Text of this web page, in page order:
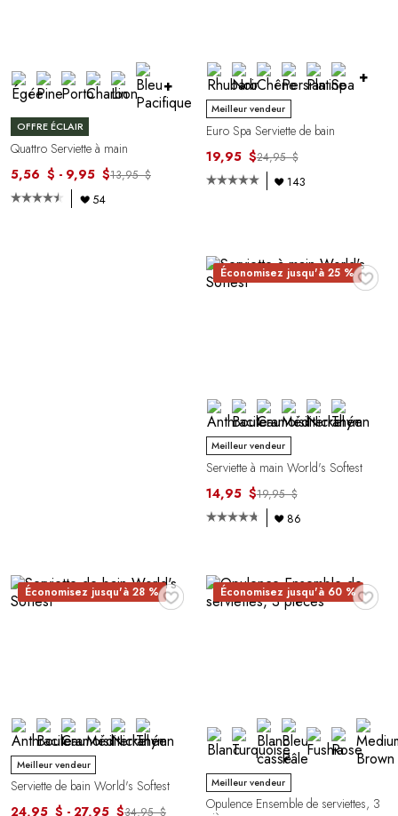
+
OFFRE ÉCLAIR
Quattro Serviette à main
5,56 $ - 9,95 $13,95 $
54
+
Meilleur vendeur
Euro Spa Serviette de bain
19,95 $24,95 $
143
♥
Économisez jusqu'à 25 %
Meilleur vendeur
Serviette à main World's Softest
14,95 $19,95 $
86
♥
Économisez jusqu'à 28 %
Meilleur vendeur
Serviette de bain World's Softest
24,95 $ - 27,95 $34,95 $
♥
Économisez jusqu'à 60 %
Meilleur vendeur
Opulence Ensemble de serviettes, 3